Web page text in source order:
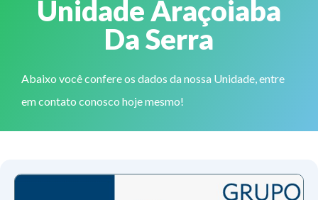
Unidade Araçoiaba
Da Serra
Abaixo você confere os dados da nossa Unidade, entre
em contato conosco hoje mesmo!